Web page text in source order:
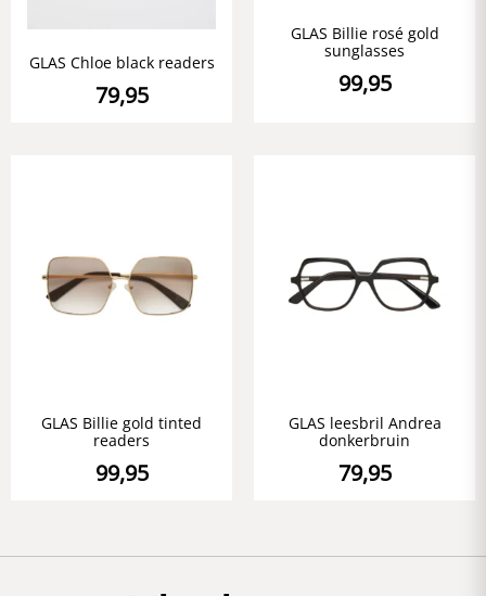
GLAS Chloe black readers
79,95
GLAS Billie rosé gold
sunglasses
99,95
GLAS Billie gold tinted
readers
99,95
GLAS leesbril Andrea
donkerbruin
79,95